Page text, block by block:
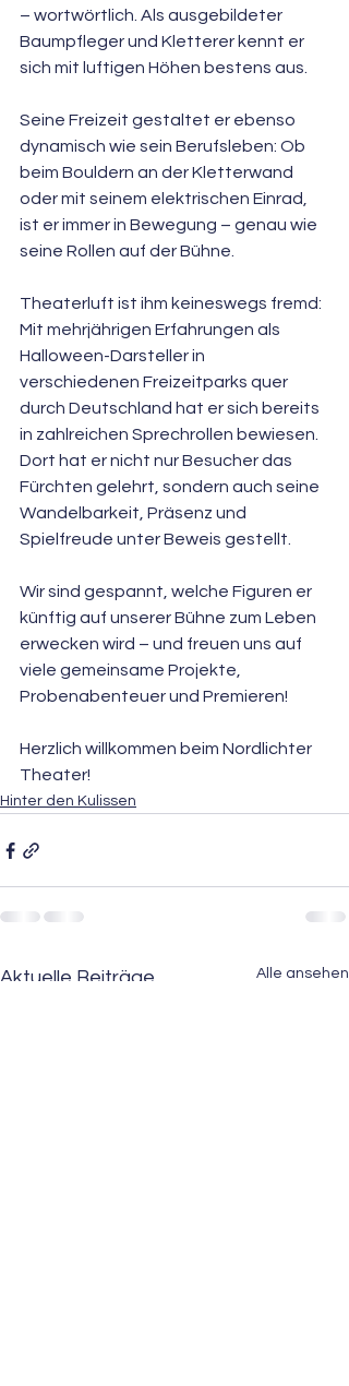
– wortwörtlich. Als ausgebildeter
Baumpfleger und Kletterer kennt er
sich mit luftigen Höhen bestens aus.
Seine Freizeit gestaltet er ebenso
dynamisch wie sein Berufsleben: Ob
beim Bouldern an der Kletterwand
oder mit seinem elektrischen Einrad,
ist er immer in Bewegung – genau wie
seine Rollen auf der Bühne.
Theaterluft ist ihm keineswegs fremd:
Mit mehrjährigen Erfahrungen als
Halloween-Darsteller in
verschiedenen Freizeitparks quer
durch Deutschland hat er sich bereits
in zahlreichen Sprechrollen bewiesen.
Dort hat er nicht nur Besucher das
Fürchten gelehrt, sondern auch seine
Wandelbarkeit, Präsenz und
Spielfreude unter Beweis gestellt.
Wir sind gespannt, welche Figuren er
künftig auf unserer Bühne zum Leben
erwecken wird – und freuen uns auf
viele gemeinsame Projekte,
Probenabenteuer und Premieren!
Herzlich willkommen beim Nordlichter
Theater!
Hinter den Kulissen
Aktuelle Beiträge Alle ansehen